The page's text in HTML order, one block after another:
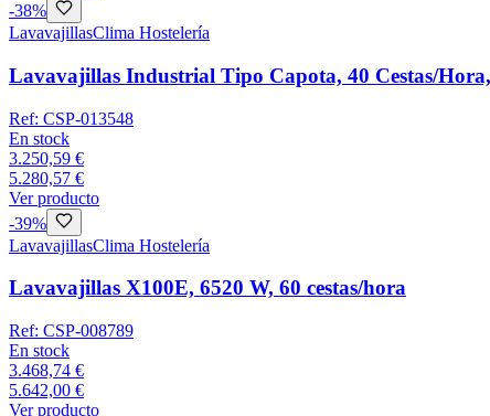
-38%
LavavajillasClima Hostelería
Lavavajillas Industrial Tipo Capota, 40 Cestas/
Ref: CSP-013548
En stock
3.250,59 €
5.280,57 €
Ver producto
-39%
LavavajillasClima Hostelería
Lavavajillas X100E, 6520 W, 60 cestas/hora
Ref: CSP-008789
En stock
3.468,74 €
5.642,00 €
Ver producto